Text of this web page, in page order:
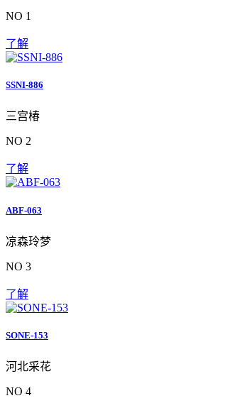
NO 1
了解
SSNI-886
三宫椿
NO 2
了解
ABF-063
凉森玲梦
NO 3
了解
SONE-153
河北采花
NO 4